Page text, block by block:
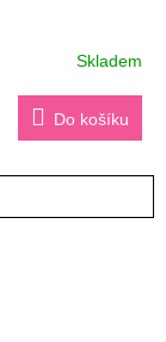
Skladem
Do košíku